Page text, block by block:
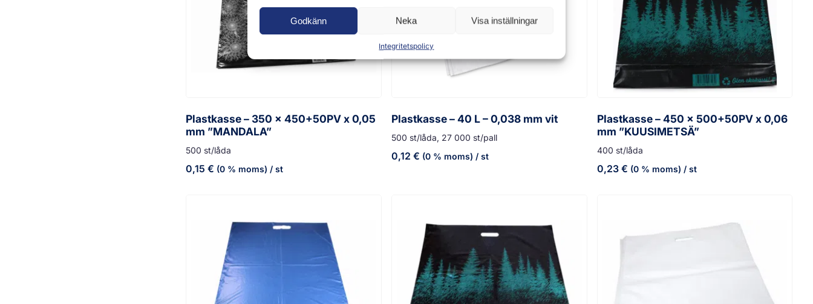
Godkänn Neka Visa inställningar
Integritetspolicy
Plastkasse – 350 x 450+50PV x 0,05
mm ”MANDALA”
500 st/låda
0,15€ (0 % moms) / st
Plastkasse – 40 L – 0,038 mm vit
500 st/låda, 27 000 st/pall
0,12 € (0 % moms) / st
Plastkasse – 450 x 500+50PV x 0,06
mm ”KUUSIMETSÄ”
400 st/låda
0,23 € (0 % moms) / st